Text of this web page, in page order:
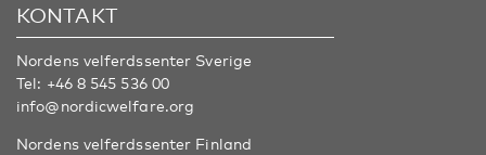
KONTAKT
Nordens velferdssenter Sverige
Tel: +46 8 545 536 00
info@nordicwelfare.org
Nordens velferdssenter Finland